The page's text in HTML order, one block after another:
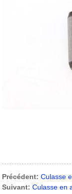
Précédent: Culasse
Suivant: Culasse en